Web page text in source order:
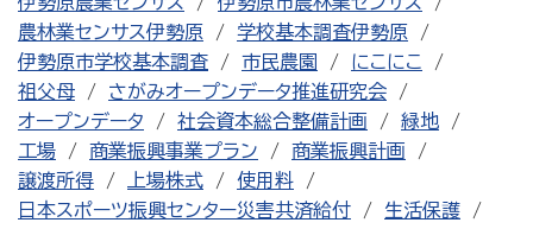
農林業センサス伊勢原
学校基本調査伊勢原
伊勢原市学校基本調査
市民農園
にこにこ
祖父母
さがみオープンデータ推進研究会
オープンデータ
社会資本総合整備計画
緑地
工場
商業振興事業プラン
商業振興計画
譲渡所得
上場株式
使用料
日本スポーツ振興センター災害共済給付
生活保護